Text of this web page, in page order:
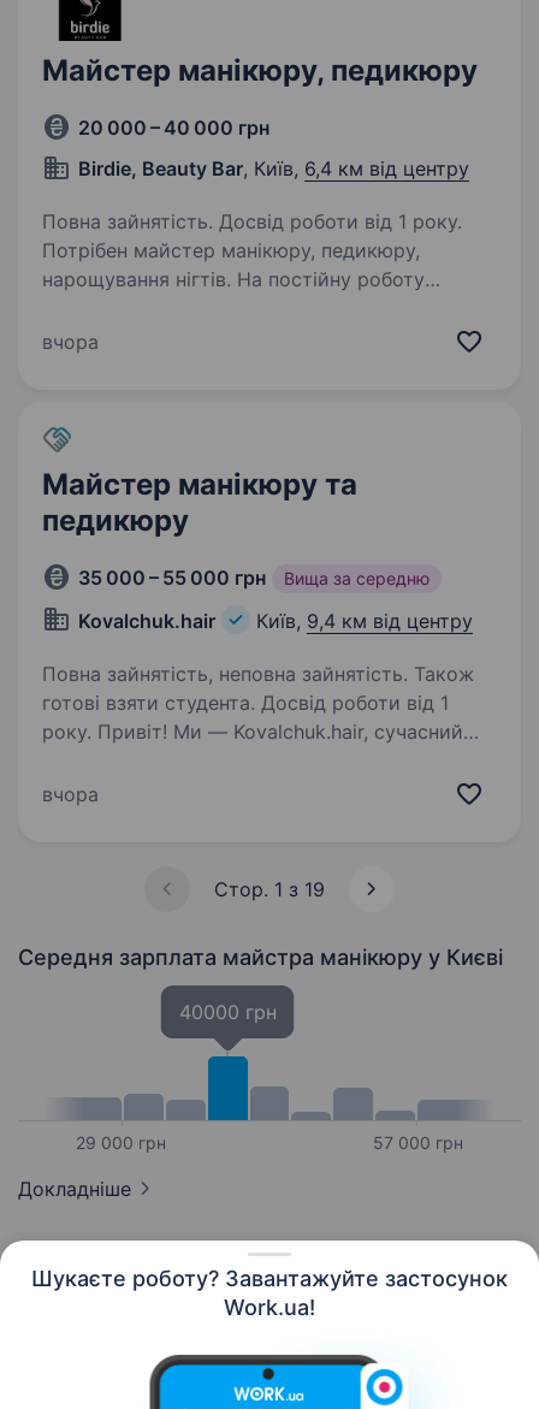
Шукаєте роботу? Завантажуйте застосунок
Work.ua!
Майстер манікюру, педикюру
20 000 – 40 000 грн
Birdie, Beauty Bar, Київ, 6,4 км від центру
Повна зайнятість. Досвід роботи від 1 року.
Потрібен майстер манікюру, педикюру,
нарощування нігтів. На постійну роботу
(педикюру). з 10:00 до 19:00 робота позмінна
вчора
Майстер манікюру та
педикюру
35 000 – 55 000 грн Вища за середню
Kovalchuk.hair Київ, 9,4 км від центру
Повна зайнятість, неповна зайнятість. Також
готові взяти студента. Досвід роботи від 1
року. Привіт! Ми — Kovalchuk.hair, сучасний
закоханих у свою справу та клієнтів, для яких
вчора
Стор. 1 з 19
Середня зарплата майстра манікюру у Києві
29 000 грн
40000 грн
57 000 грн
Докладніше